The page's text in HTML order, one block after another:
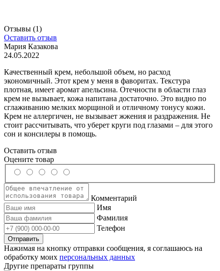
Отзывы (1)
Оставить отзыв
Мария Казакова
24.05.2022
Качественный крем, небольшой объем, но расход
экономичный. Этот крем у меня в фаворитах. Текстура
плотная, имеет аромат апельсина. Отечности в области глаз
крем не вызывает, кожа напитана достаточно. Это видно по
сглаживанию мелких морщиной и отличному тонусу кожи.
Крем не аллергичен, не вызывает жжения и раздражения. Не
стоит рассчитывать, что уберет круги под глазами – для этого
сон и консилеры в помощь.
Оставить отзыв
Оцените товар
Комментарий
Имя
Фамилия
Телефон
Нажимая на кнопку отправки сообщения, я соглашаюсь на
обработку моих персональных данных
Другие препараты группы